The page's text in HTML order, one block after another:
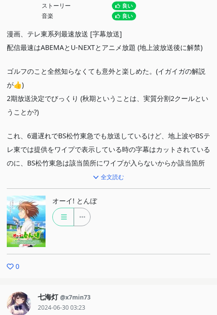
ストーリー 良い
音楽 良い
漫画、テレ東系列最速放送 [字幕放送]
配信最速はABEMAとU-NEXTとアニメ放題 (地上波放送後に解禁)
ゴルフのこと全然知らなくても意外と楽しめた。(イガイガの解説
が👍)
2期放送決定でびっくり (秋期ということは、実質分割2クールとい
うことか?)
これ、6週遅れでBS松竹東急でも放送しているけど、地上波やBSテ
レ東では提供をワイプで表示している時の字幕はカットされている
のに、BS松竹東急は該当箇所にワイプが入らないからか該当箇所
でも字幕が流れるんだよな…
(テレ東では同じ枠で再放送するみたいだけど、やはり同じだろう
な…)
全文読む
オーイ! とんぼ
0
七海灯 @x7min73
2024-06-30 03:23